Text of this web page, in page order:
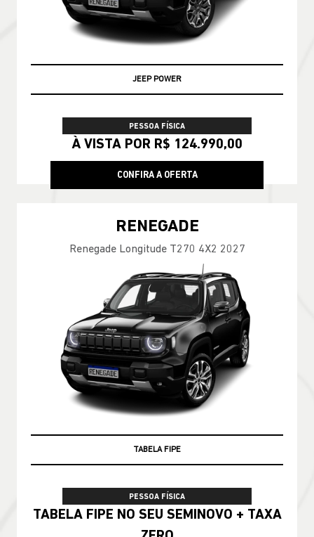
JEEP POWER
PESSOA FÍSICA
À VISTA POR R$ 124.990,00
CONFIRA A OFERTA
RENEGADE
Renegade Longitude T270 4X2 2027
TABELA FIPE
PESSOA FÍSICA
TABELA FIPE NO SEU SEMINOVO + TAXA